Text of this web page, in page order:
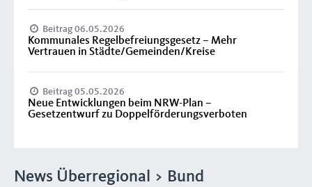
Beitrag 06.05.2026
Kommunales Regelbefreiungsgesetz – Mehr
Vertrauen in Städte/Gemeinden/Kreise
Beitrag 05.05.2026
Neue Entwicklungen beim NRW-Plan –
Gesetzentwurf zu Doppelförderungsverboten
News Überregional > Bund